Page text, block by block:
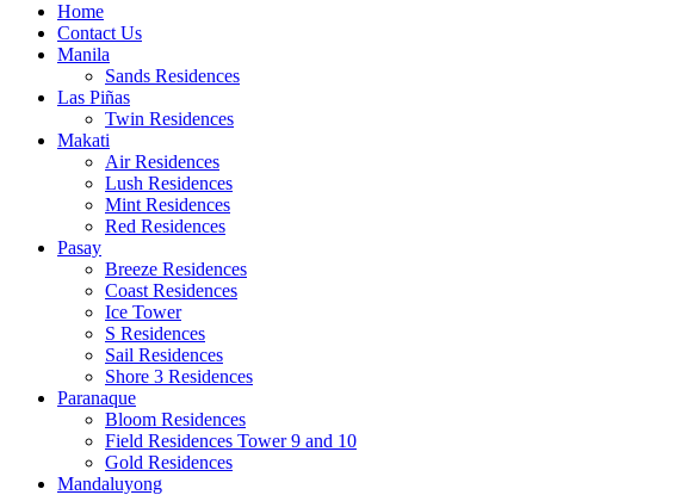
Home
Contact Us
Manila
Sands Residences
Las Piñas
Twin Residences
Makati
Air Residences
Lush Residences
Mint Residences
Red Residences
Pasay
Breeze Residences
Coast Residences
Ice Tower
S Residences
Sail Residences
Shore 3 Residences
Paranaque
Bloom Residences
Field Residences Tower 9 and 10
Gold Residences
Mandaluyong